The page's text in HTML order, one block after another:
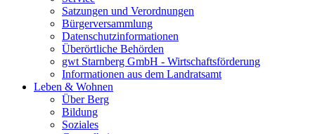
Satzungen und Verordnungen
Bürgerversammlung
Datenschutzinformationen
Überörtliche Behörden
gwt Starnberg GmbH - Wirtschaftsförderung
Informationen aus dem Landratsamt
Leben & Wohnen
Über Berg
Bildung
Soziales